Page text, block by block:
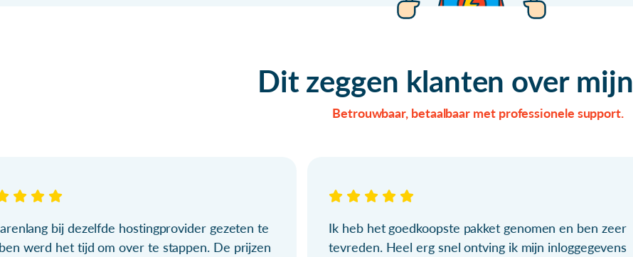
Dit zeggen klanten over mijn
Betrouwbaar, betaalbaar met professionele support.
bij dezelfde hostingprovider gezeten te
werd het tijd om over te stappen. De prijzen
Ik heb het goedkoopste pakket genomen en ben zeer
tevreden. Heel erg snel ontving ik mijn inloggegevens